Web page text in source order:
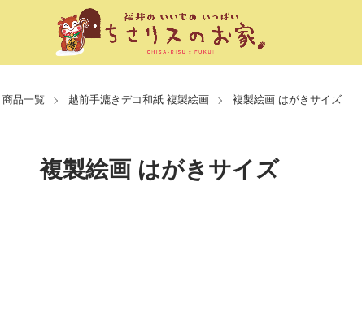
商品一覧 越前手漉きデコ和紙 複製絵画 複製絵画 はがきサイズ
複製絵画 はがきサイズ